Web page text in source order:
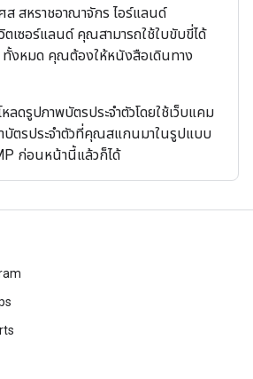
ส สหราชอาณาจักร ไอร์แลนด์
ตเซอร์แลนด์ คุณสามารถใช้ใบขับขี่ได้
ทั้งหมด คุณต้องให้หนังสือเดินทาง
ดรูปภาพบัตรประจําตัวโดยใช้เว็บแคม
าบัตรประจําตัวที่คุณสแกนมาในรูปแบบ
ก่อนหน้านี้แล้วก็ได้